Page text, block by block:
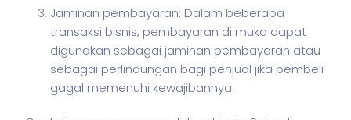
Jaminan pembayaran: Dalam beberapa
transaksi bisnis, pembayaran di muka dapat
digunakan sebagai jaminan pembayaran atau
sebagai perlindungan bagi penjual jika pembeli
gagal memenuhi kewajibannya.